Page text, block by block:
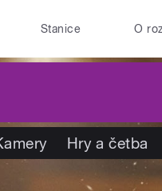
Stanice O
Hry a četba